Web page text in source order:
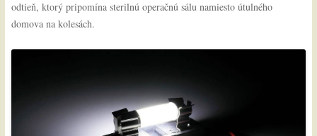
odtieň, ktorý pripomína sterilnú operačnú sálu namiesto útulného
domova na kolesách.